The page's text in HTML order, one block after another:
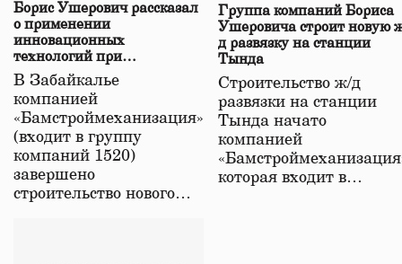
Борис Ушерович рассказал
о применении
инновационных
технологий при
строительстве нового моста
в Забайкалье
В Забайкалье
компанией
«Бамстроймеханизация»
(входит в группу
компаний 1520)
завершено
строительство нового…
Группа компаний Бориса
Ушеровича строит новую
д развязку на станции
Тында
Строительство ж/д
развязки на станции
Тында начато
компанией
которая входит в…